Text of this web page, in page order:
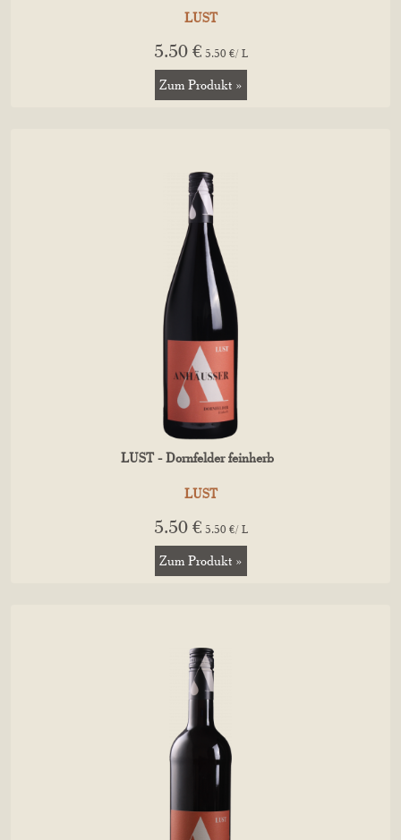
LUST
5.50 € 5.50 €/ L
Zum Produkt »
LUST - Dornfelder feinherb
LUST
5.50 € 5.50 €/ L
Zum Produkt »